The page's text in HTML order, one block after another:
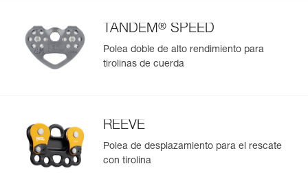
TANDEM® SPEED
Polea doble de alto rendimiento para
tirolinas de cuerda
REEVE
Polea de desplazamiento para el rescate
con tirolina